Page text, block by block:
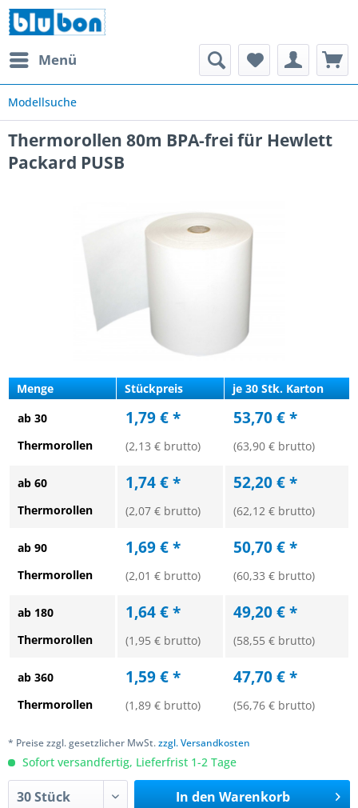
Menü
Modellsuche
Thermorollen 80m BPA-frei für Hewlett
Packard PUSB
Menge Stückpreis
je 30 Stk. Karton
ab 30
Thermorollen
1,79 € *
(2,13 € brutto)
53,70 € *
(63,90 € brutto)
ab 60
Thermorollen
1,74 € *
(2,07 € brutto)
52,20 € *
(62,12 € brutto)
ab 90
Thermorollen
1,69 € *
(2,01 € brutto)
50,70 € *
(60,33 € brutto)
ab 180
Thermorollen
1,64 € *
(1,95 € brutto)
49,20 € *
(58,55 € brutto)
ab 360
Thermorollen
1,59 € *
(1,89 € brutto)
47,70 € *
(56,76 € brutto)
* Preise zzgl. gesetzlicher MwSt.zzgl. Versandkosten
Sofort versandfertig, Lieferfrist 1-2 Tage
In den Warenkorb